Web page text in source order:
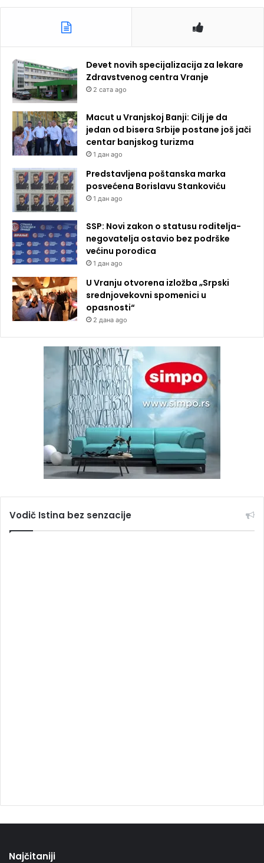
Devet novih specijalizacija za lekare
Zdravstvenog centra Vranje
2 сата ago
Macut u Vranjskoj Banji: Cilj je da
jedan od bisera Srbije postane još jači
centar banjskog turizma
1 дан ago
Predstavljena poštanska marka
posvećena Borislavu Stankoviću
1 дан ago
SSP: Novi zakon o statusu roditelja-
negovatelja ostavio bez podrške
većinu porodica
1 дан ago
U Vranju otvorena izložba „Srpski
srednjovekovni spomenici u
opasnosti“
2 дана ago
Vodič Istina bez senzacije
Najčitaniji